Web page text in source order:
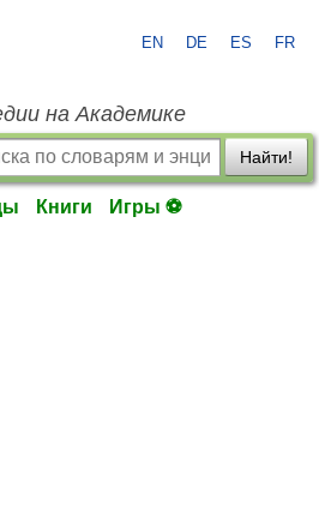
EN DE ES FR
на Академике
Найти!
Книги Игры ⚽